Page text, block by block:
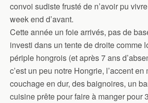
convoi sudiste frusté de n’avoir pu
week end d’avant.
Cette année un foie arrivés, pas de
investi dans un tente de droite comme
périple hongrois (et après 7 ans
c’est un peu notre Hongrie, l’accent
couchage en dur, des baignoires, un
cuisine prête pour faire à manger pour